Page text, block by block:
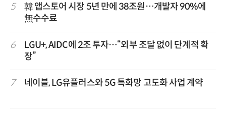
5
韓 앱스토어 시장 5년 만에 38조원…개발자 90%에
無수수료
6
LGU+, AIDC에 2조 투자…“외부 조달 없이 단계적 확
장”
7 네이블, LG유플러스와 5G 특화망 고도화 사업 계약